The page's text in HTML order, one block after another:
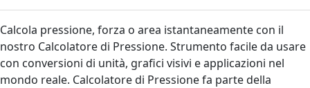
Calcola pressione, forza o area istantaneamente con il
nostro Calcolatore di Pressione. Strumento facile da usare
con conversioni di unità, grafici visivi e applicazioni nel
mondo reale. Calcolatore di Pressione fa parte della